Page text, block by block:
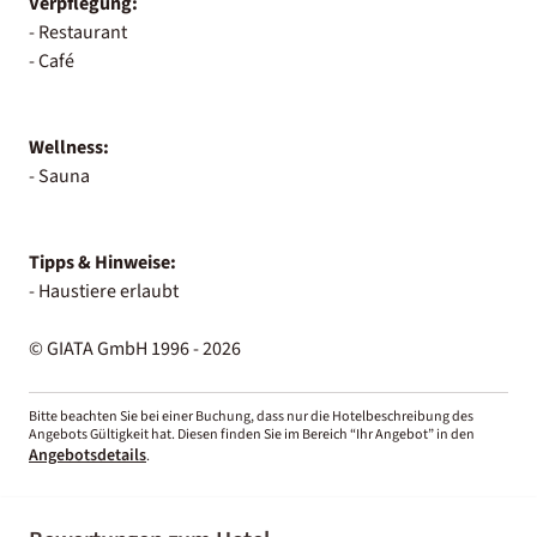
- Restaurant
- Café
Wellness:
- Sauna
Tipps & Hinweise:
- Haustiere erlaubt
© GIATA GmbH 1996 - 2026
Bitte beachten Sie bei einer Buchung, dass nur die Hotelbeschreibung des
Angebots Gültigkeit hat. Diesen finden Sie im Bereich “Ihr Angebot” in den
Angebotsdetails.